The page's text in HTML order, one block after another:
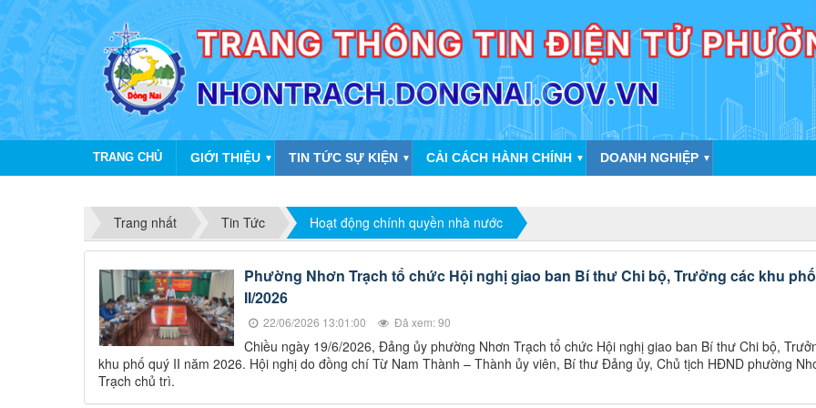
TRANG CHỦ GIỚI THIỆU ▼ TIN TỨC SỰ KIỆN ▼ CẢI CÁCH HÀNH CHÍNH ▼ DOANH NGHIỆP ▼
Trang nhất Tin Tức Hoạt động chính quyền nhà nước
Phường Nhơn Trạch tổ chức Hội nghị giao ban Bí thư Chi bộ, Trưởng các khu
II/2026
22/06/2026 13:01:00 Đã xem: 90
Chiều ngày 19/6/2026, Đảng ủy phường Nhơn Trạch tổ chức Hội nghị giao ban Bí thư Chi bộ,
khu phố quý II năm 2026. Hội nghị do đồng chí Từ Nam Thành – Thành ủy viên, Bí thư Đảng ủy, Chủ tịch HĐND phường
Trạch chủ trì.